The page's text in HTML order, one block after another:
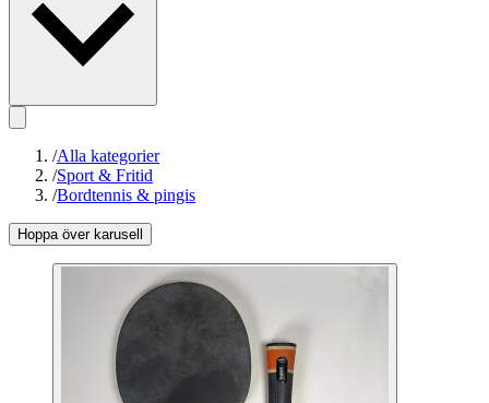
/Alla kategorier
/Sport & Fritid
/Bordtennis & pingis
Hoppa över karusell